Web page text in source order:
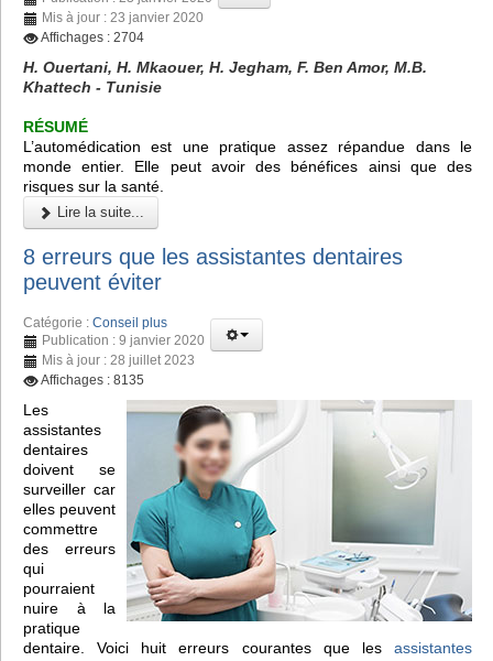
Mis à jour : 23 janvier 2020
Affichages : 2704
H. Ouertani, H. Mkaouer, H. Jegham, F. Ben Amor, M.B.
Khattech - Tunisie
RÉSUMÉ
L’automédication est une pratique assez répandue dans le
monde entier. Elle peut avoir des bénéfices ainsi que des
risques sur la santé.
Lire la suite...
8 erreurs que les assistantes dentaires
peuvent éviter
Catégorie : Conseil plus
Publication : 9 janvier 2020
Mis à jour : 28 juillet 2023
Affichages : 8135
Les
assistantes
dentaires
doivent se
surveiller car
elles peuvent
commettre
des erreurs
qui
pourraient
nuire à la
pratique
dentaire. Voici huit erreurs courantes que les assistantes